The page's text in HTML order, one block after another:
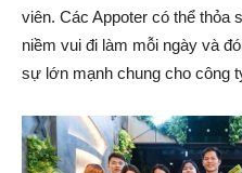
viên. Các Appoter có thể thỏa
niềm vui đi làm mỗi ngày và
sự lớn mạnh chung cho công